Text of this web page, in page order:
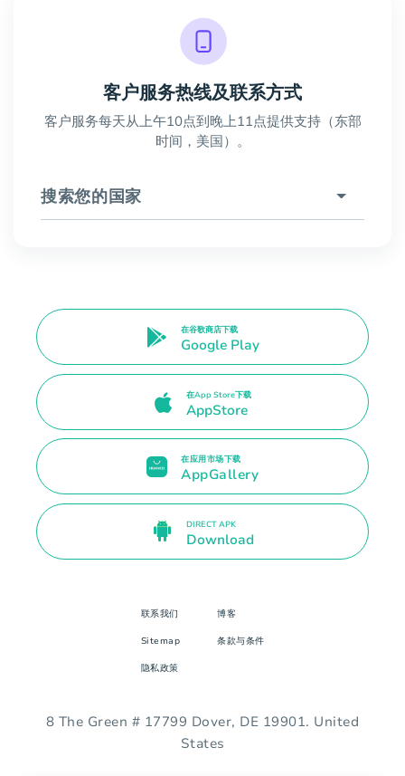
客户服务热线及联系方式
客户服务每天从上午10点到晚上11点提供支持（东部
时间，美国）。
搜索您的国家
在谷歌商店下载
Google Play
在App Store下载
AppStore
在应用市场下载
AppGallery
DIRECT APK
Download
联系我们 博客
Sitemap 条款与条件
隐私政策
8 The Green # 17799 Dover, DE 19901. United
States